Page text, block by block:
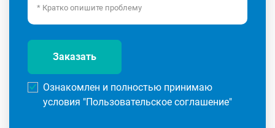
Заказать
Ознакомлен и полностью принимаю
условия "Пользовательское соглашение"